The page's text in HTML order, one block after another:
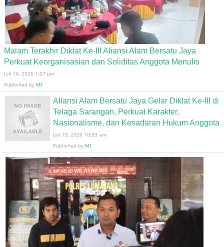
Malam Terakhir Diklat Ke-III Aliansi Alam Bersatu Jaya
Perkuat Keorganisasian dan Soliditas Anggota Menulis
Juli 16, 2026 1:07 pm
Published by MJ
Aliansi Alam Bersatu Jaya Gelar Diklat Ke-III di
Telaga Sarangan, Perkuat Karakter,
Nasionalisme, dan Kesadaran Hukum Anggota
Juli 15, 2026 10:33 am
Published by MJ